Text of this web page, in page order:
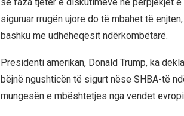
siguruar rrugën ujore do të mbahet të
bashku me udhëheqësit ndërkombëtarë.
Presidenti amerikan, Donald Trump, ka
bëjnë ngushticën të sigurt nëse SHBA-të
mungesën e mbështetjes nga vendet